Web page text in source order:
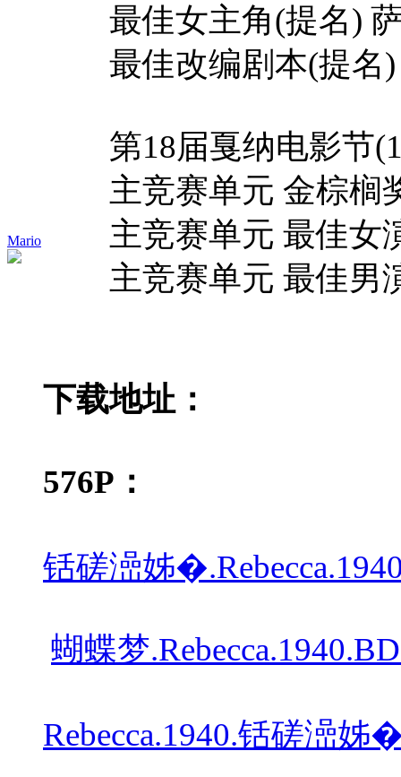
Mario
最佳女主角(提名) 萨
最佳改编剧本(提名)
第18届戛纳电影节
主竞赛单元 金棕榈
主竞赛单元 最佳女
主竞赛单元 最佳男
下载地址：
576P：
铦磋澏姊
蝴蝶梦
Rebecca.1940.铦磋澏